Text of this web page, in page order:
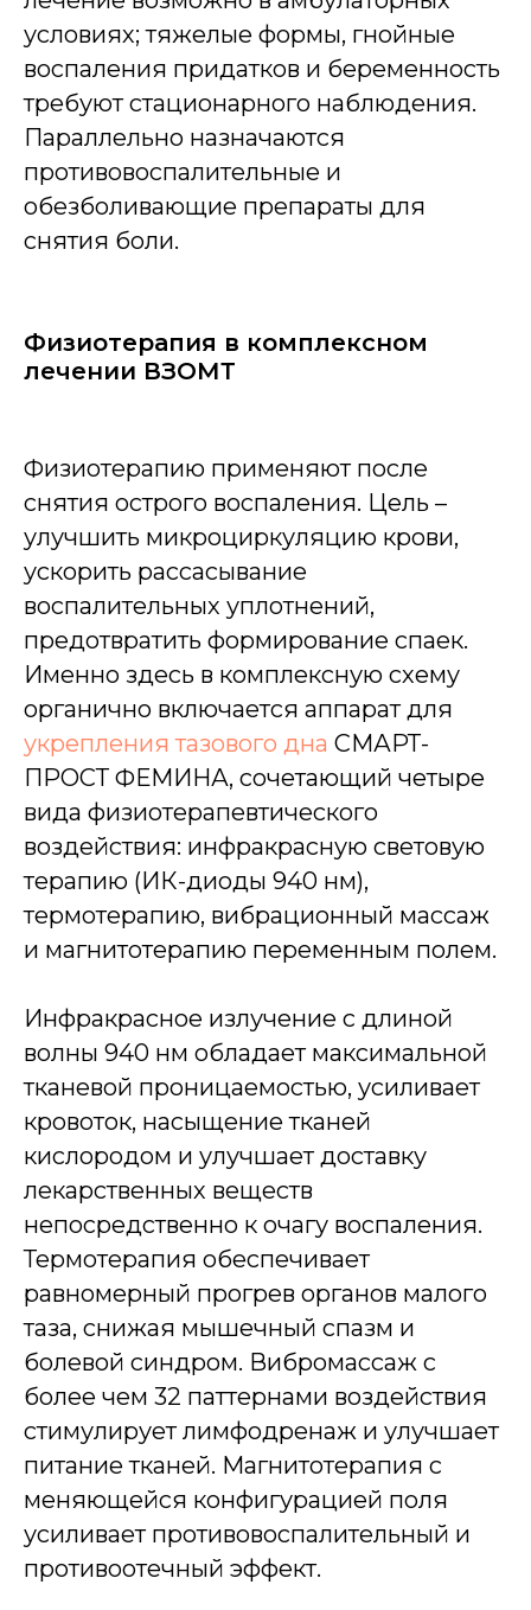
условиях; тяжелые формы, гнойные
воспаления придатков и беременность
требуют стационарного наблюдения.
Параллельно назначаются
противовоспалительные и
обезболивающие препараты для
снятия боли.
Физиотерапия в комплексном
лечении ВЗОМТ
Физиотерапию применяют после
снятия острого воспаления. Цель –
улучшить микроциркуляцию крови,
ускорить рассасывание
воспалительных уплотнений,
предотвратить формирование спаек.
Именно здесь в комплексную схему
органично включается аппарат для
укрепления тазового дна СМАРТ-
ПРОСТ ФЕМИНА, сочетающий четыре
вида физиотерапевтического
воздействия: инфракрасную световую
терапию (ИК-диоды 940 нм),
термотерапию, вибрационный массаж
и магнитотерапию переменным полем.
Инфракрасное излучение с длиной
волны 940 нм обладает максимальной
тканевой проницаемостью, усиливает
кровоток, насыщение тканей
кислородом и улучшает доставку
лекарственных веществ
непосредственно к очагу воспаления.
Термотерапия обеспечивает
равномерный прогрев органов малого
таза, снижая мышечный спазм и
болевой синдром. Вибромассаж с
более чем 32 паттернами воздействия
стимулирует лимфодренаж и улучшает
питание тканей. Магнитотерапия с
меняющейся конфигурацией поля
усиливает противовоспалительный и
противоотечный эффект.